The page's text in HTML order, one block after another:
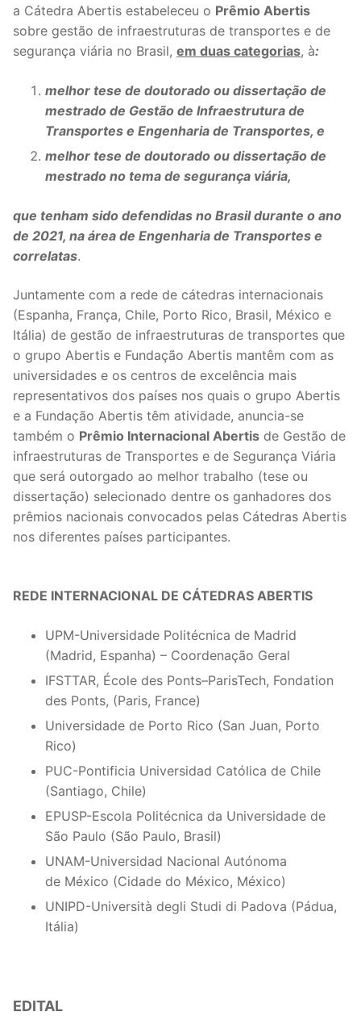
a Cátedra Abertis estabeleceu o Prêmio Abertis
sobre gestão de infraestruturas de transportes e de
segurança viária no Brasil, em duas categorias, à:
melhor tese de doutorado ou dissertação de
mestrado de Gestão de Infraestrutura de
Transportes e Engenharia de Transportes, e
melhor tese de doutorado ou dissertação de
mestrado no tema de segurança viária,
que tenham sido defendidas no Brasil durante o ano
de 2021, na área de Engenharia de Transportes e
correlatas.
Juntamente com a rede de cátedras internacionais
(Espanha, França, Chile, Porto Rico, Brasil, México e
Itália) de gestão de infraestruturas de transportes que
o grupo Abertis e Fundação Abertis mantêm com as
universidades e os centros de excelência mais
representativos dos países nos quais o grupo Abertis
e a Fundação Abertis têm atividade, anuncia-se
também o Prêmio Internacional Abertis de Gestão de
infraestruturas de Transportes e de Segurança Viária
que será outorgado ao melhor trabalho (tese ou
dissertação) selecionado dentre os ganhadores dos
prêmios nacionais convocados pelas Cátedras Abertis
nos diferentes países participantes.
REDE INTERNACIONAL DE CÁTEDRAS ABERTIS
UPM-Universidade Politécnica de Madrid
(Madrid, Espanha) – Coordenação Geral
IFSTTAR, École des Ponts–ParisTech, Fondation
des Ponts, (Paris, France)
Universidade de Porto Rico (San Juan, Porto
Rico)
PUC-Pontificia Universidad Católica de Chile
(Santiago, Chile)
EPUSP-Escola Politécnica da Universidade de
São Paulo (São Paulo, Brasil)
UNAM-Universidad Nacional Autónoma
de México (Cidade do México, México)
UNIPD-Università degli Studi di Padova (Pádua,
Itália)
EDITAL